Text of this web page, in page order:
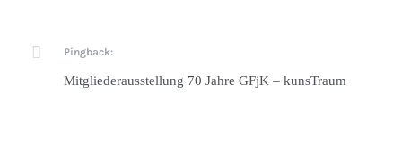
Pingback:
Mitgliederausstellung 70 Jahre GFjK – kunsTraum